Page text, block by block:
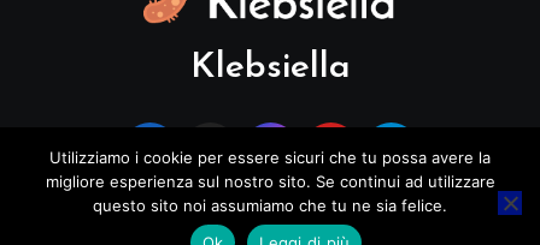
Klebsiella
Utilizziamo i cookie per essere sicuri che tu possa avere la
migliore esperienza sul nostro sito. Se continui ad utilizzare
questo sito noi assumiamo che tu ne sia felice.